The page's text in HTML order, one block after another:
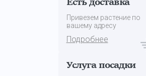
Есть доставка
Привезем растение по
вашему адресу
Подробнее
Услуга посадки